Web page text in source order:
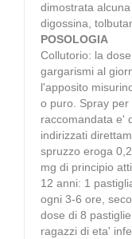
dimostrata
digossina,
POSOLOGIA
Collutorio: la
gargarismi al
l'apposito
o puro. Spray
raccomandata e'
indirizzati
spruzzo eroga
mg di principio
12 anni: 1
ogni 3-6 ore,
dose di 8
ragazzi di eta'